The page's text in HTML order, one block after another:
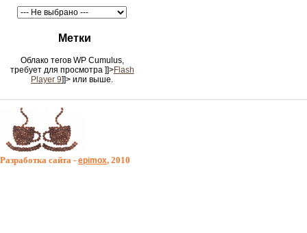
Метки
Облако тегов WP Cumulus,
требует для просмотра ]]>Flash
Player 9]]> или выше.
Разработка сайта - epimox, 2010